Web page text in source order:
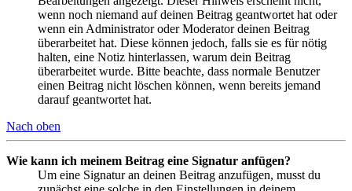
wenn noch niemand auf deinen Beitrag geantwortet hat oder
wenn ein Administrator oder Moderator deinen Beitrag
überarbeitet hat. Diese können jedoch, falls sie es für nötig
halten, eine Notiz hinterlassen, warum dein Beitrag
überarbeitet wurde. Bitte beachte, dass normale Benutzer
einen Beitrag nicht löschen können, wenn bereits jemand
darauf geantwortet hat.
Nach oben
Wie kann ich meinem Beitrag eine Signatur anfügen?
Um eine Signatur an deinen Beitrag anzufügen, musst du